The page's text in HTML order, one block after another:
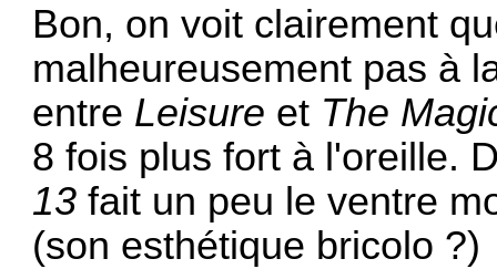
Bon, on voit clairement
malheureusement pas à
entre Leisure et The
8 fois plus fort à l'oreille.
13 fait un peu le ventre
(son esthétique bricolo ?)